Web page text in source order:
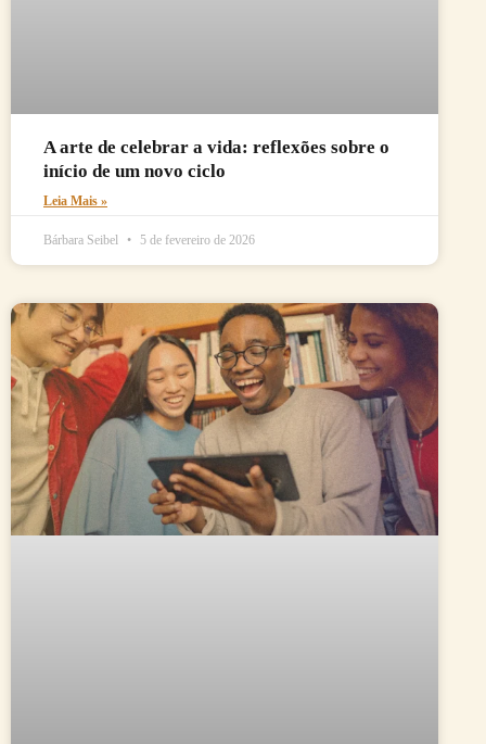
A arte de celebrar a vida: reflexões sobre o
início de um novo ciclo
Leia Mais »
Bárbara Seibel 5 de fevereiro de 2026